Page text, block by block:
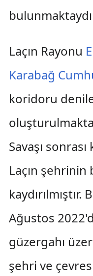
Laçın Rayonu
Karabağ
koridoru
Savaşı
Laçın
Ağustos
güzergahı
şehri ve